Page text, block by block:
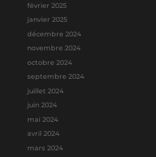
février 2025
janvier 2025
décembre 2024
novembre 2024
octobre 2024
septembre 2024
juillet 2024
juin 2024
mai 2024
avril 2024
mars 2024